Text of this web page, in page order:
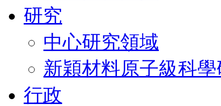
研究
中心研究領域
新穎材料原子級科
行政